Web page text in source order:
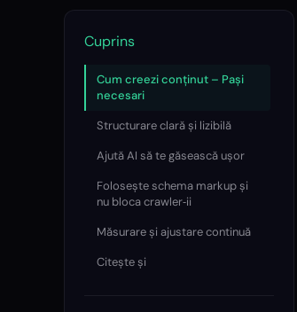
Cuprins
Cum creezi conținut – Pași
necesari
Structurare clară și lizibilă
Ajută AI să te găsească ușor
Folosește schema markup și
nu bloca crawler‑ii
Măsurare și ajustare continuă
Citește și